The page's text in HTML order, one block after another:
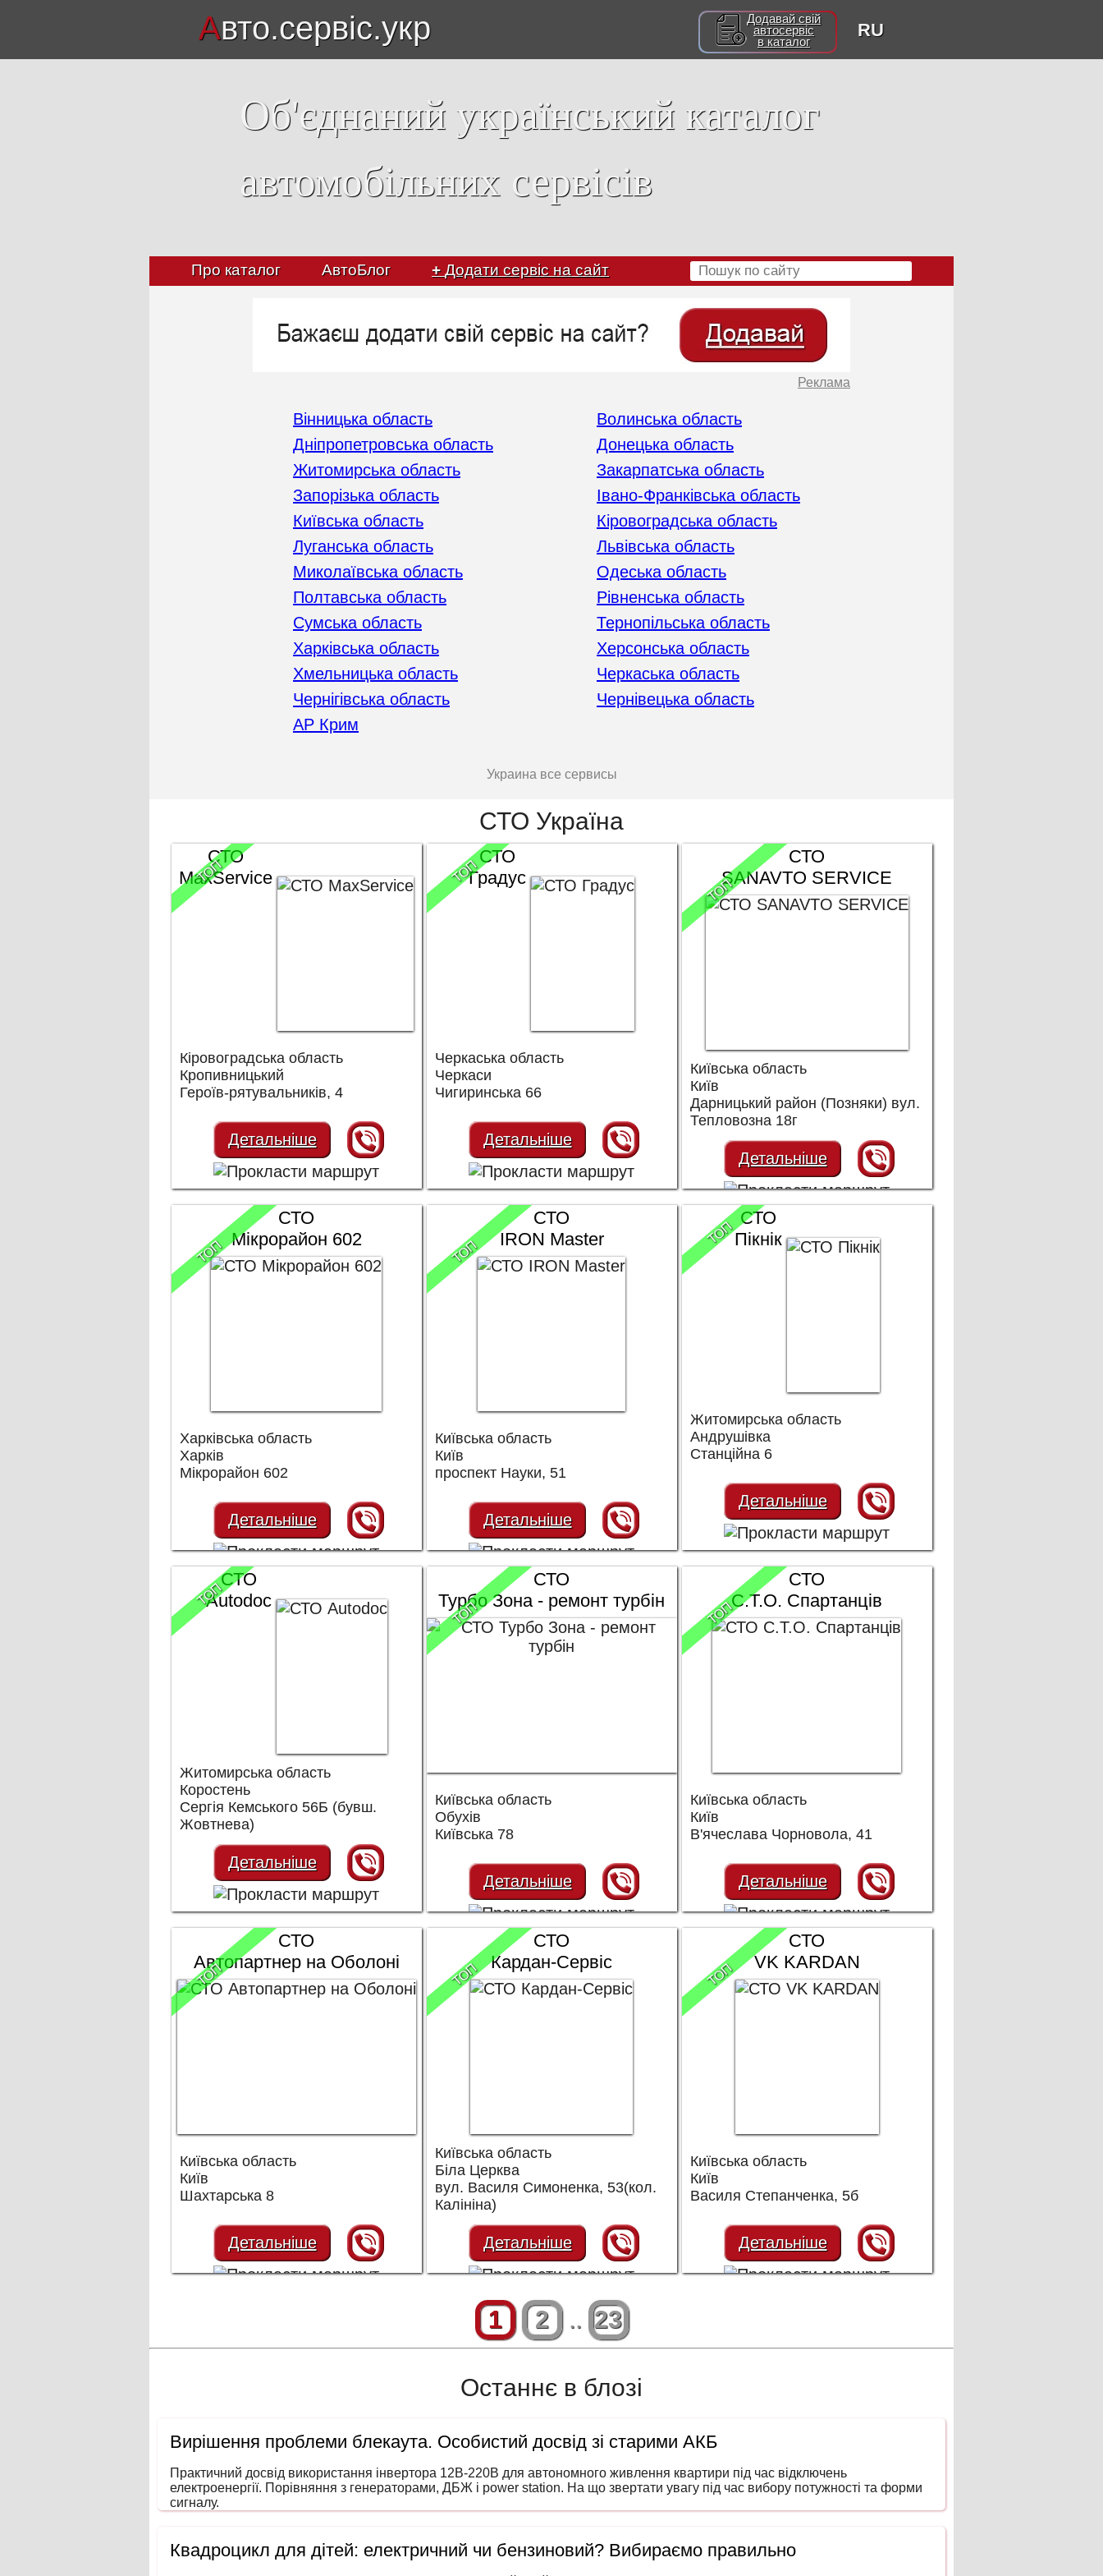
Авто.сервіс.укр
Додавай свій
автосервіс
в каталог
RU
Об'єднаний український каталог
автомобільних сервісів
Про каталог АвтоБлог + Додати сервіс на сайт
Реклама
Вінницька область
Волинська область
Дніпропетровська область
Донецька область
Житомирська область
Закарпатська область
Запорізька область
Івано-Франківська область
Київська область
Кіровоградська область
Луганська область
Львівська область
Миколаївська область
Одеська область
Полтавська область
Рівненська область
Сумська область
Тернопільська область
Харківська область
Херсонська область
Хмельницька область
Черкаська область
Чернігівська область
Чернівецька область
АР Крим
Украина все сервисы
СТО Україна
СТО
MaxService
Кіровоградська область
Кропивницький
Героїв-рятувальників, 4
Детальніше
ТОП
СТО
Градус
Черкаська область
Черкаси
Чигиринська 66
Детальніше
ТОП
СТО
SANAVTO SERVICE
Київська область
Київ
Дарницький район (Позняки) вул.
Тепловозна 18г
Детальніше
ТОП
СТО
Мікрорайон 602
Харківська область
Харків
Мікрорайон 602
Детальніше
ТОП
СТО
IRON Master
Київська область
Київ
проспект Науки, 51
Детальніше
ТОП
СТО
Пікнік
Житомирська область
Андрушівка
Станційна 6
Детальніше
ТОП
СТО
Autodoc
Житомирська область
Коростень
Сергія Кемського 56Б (бувш.
Жовтнева)
Детальніше
ТОП
СТО
Турбо Зона - ремонт турбін
Київська область
Обухів
Київська 78
Детальніше
ТОП
СТО
С.Т.О. Спартанців
Київська область
Київ
В'ячеслава Чорновола, 41
Детальніше
ТОП
СТО
Автопартнер на Оболоні
Київська область
Київ
Шахтарська 8
Детальніше
ТОП
СТО
Кардан-Сервіс
Київська область
Біла Церква
вул. Василя Симоненка, 53(кол.
Калініна)
Детальніше
ТОП
СТО
VK KARDAN
Київська область
Київ
Василя Степанченка, 5б
Детальніше
ТОП
1 2 .. 23
Останнє в блозі
Вирішення проблеми блекаута. Особистий досвід зі старими АКБ
Практичний досвід використання інвертора 12В-220В для автономного живлення квартири під час відключень
електроенергії. Порівняння з генераторами, ДБЖ і power station. На що звертати увагу під час вибору потужності та форми
сигналу.
Квадроцикл для дітей: електричний чи бензиновий? Вибираємо правильно